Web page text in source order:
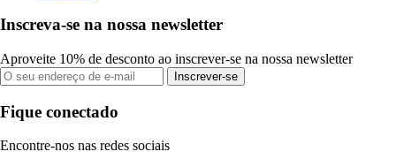
Inscreva-se na nossa newsletter
Aproveite 10% de desconto ao inscrever-se na nossa newsletter
Inscrever-se
Fique conectado
Encontre-nos nas redes sociais